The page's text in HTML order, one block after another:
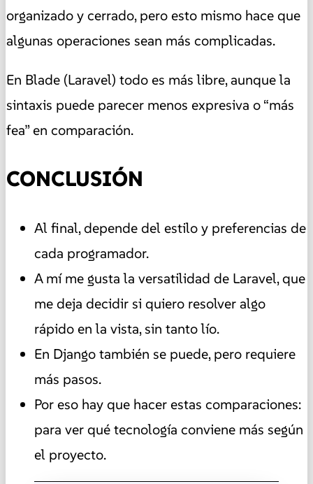
organizado y cerrado, pero esto mismo hace que
algunas operaciones sean más complicadas.
En Blade (Laravel) todo es más libre, aunque la
sintaxis puede parecer menos expresiva o “más
fea” en comparación.
CONCLUSIÓN
Al final, depende del estilo y preferencias de
cada programador.
A mí me gusta la versatilidad de Laravel, que
me deja decidir si quiero resolver algo
rápido en la vista, sin tanto lío.
En Django también se puede, pero requiere
más pasos.
Por eso hay que hacer estas comparaciones:
para ver qué tecnología conviene más según
el proyecto.